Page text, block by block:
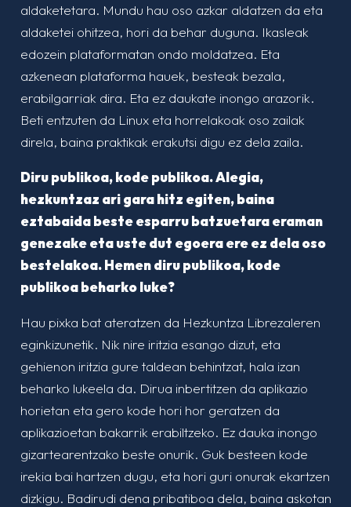
aldaketetara. Mundu hau oso azkar aldatzen da eta
aldaketei ohitzea, hori da behar duguna. Ikasleak
edozein plataformatan ondo moldatzea. Eta
azkenean plataforma hauek, besteak bezala,
erabilgarriak dira. Eta ez daukate inongo arazorik.
Beti entzuten da Linux eta horrelakoak oso zailak
direla, baina praktikak erakutsi digu ez dela zaila.
Diru publikoa, kode publikoa. Alegia,
hezkuntzaz ari gara hitz egiten, baina
eztabaida beste esparru batzuetara eraman
genezake eta uste dut egoera ere ez dela oso
bestelakoa. Hemen diru publikoa, kode
publikoa beharko luke?
Hau pixka bat ateratzen da Hezkuntza Librezaleren
eginkizunetik. Nik nire iritzia esango dizut, eta
gehienon iritzia gure taldean behintzat, hala izan
beharko lukeela da. Dirua inbertitzen da aplikazio
horietan eta gero kode hori hor geratzen da
aplikazioetan bakarrik erabiltzeko. Ez dauka inongo
gizartearentzako beste onurik. Guk besteen kode
irekia bai hartzen dugu, eta hori guri onurak ekartzen
dizkigu. Badirudi dena pribatiboa dela, baina askotan